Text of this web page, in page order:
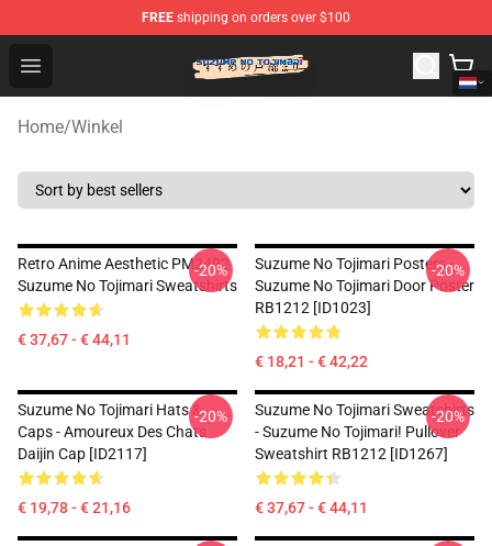
FREE shipping on orders over $100
Open menu
Suzumeno Tojimari Store - Official Suzumeno Tojimari
Home/Winkel
Retro Anime Aesthetic PM2402
Suzume No Tojimari Sweatshirts
€ 37,67 - € 44,11
-20%
Suzume No Tojimari Posters -
Suzume No Tojimari Door Poster
RB1212 [ID1023]
€ 18,21 - € 42,22
-20%
Suzume No Tojimari Hats &
Caps - Amoureux Des Chats
Daijin Cap [ID2117]
€ 19,78 - € 21,16
-20%
Suzume No Tojimari Sweatshirts
- Suzume No Tojimari! Pullover
Sweatshirt RB1212 [ID1267]
€ 37,67 - € 44,11
-20%